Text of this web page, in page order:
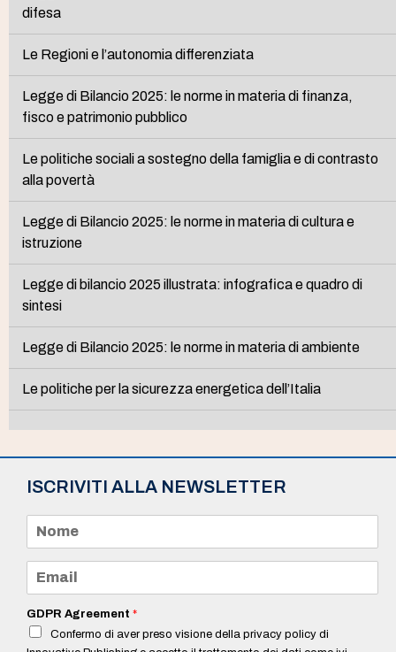
difesa
Le Regioni e l’autonomia differenziata
Legge di Bilancio 2025: le norme in materia di finanza,
fisco e patrimonio pubblico
Le politiche sociali a sostegno della famiglia e di contrasto
alla povertà
Legge di Bilancio 2025: le norme in materia di cultura e
istruzione
Legge di bilancio 2025 illustrata: infografica e quadro di
sintesi
Legge di Bilancio 2025: le norme in materia di ambiente
Le politiche per la sicurezza energetica dell’Italia
ISCRIVITI ALLA NEWSLETTER
m
e
a
i
*
GDPR Agreement *
Confermo di aver preso visione della privacy policy di